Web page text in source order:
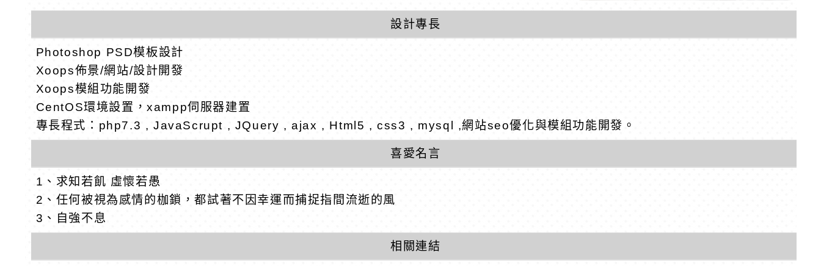
設計專長
Photoshop PSD模板設計
Xoops佈景/網站/設計開發
Xoops模組功能開發
CentOS環境設置，xampp伺服器建置
專長程式：php7.3 , JavaScrupt , JQuery , ajax , Html5 , css3 , mysql ,網站seo優化與模組功能開發。
喜愛名言
1、求知若飢 虛懷若愚
2、任何被視為感情的枷鎖，都試著不因幸運而捕捉指間流逝的風
3、自強不息
相關連結